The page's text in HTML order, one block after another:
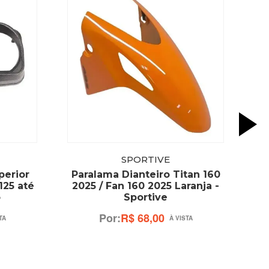
até
SPORTIVE
Paralama Dianteiro Titan 160
2025 / Fan 160 2025 Laranja -
Sportive
R$ 68,00